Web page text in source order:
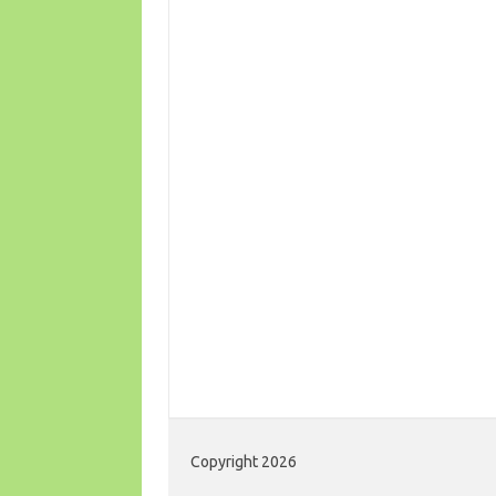
Copyright 2026